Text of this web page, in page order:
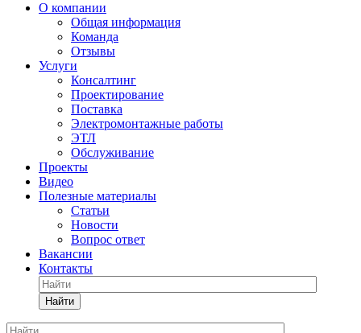
О компании
Общая информация
Команда
Отзывы
Услуги
Консалтинг
Проектирование
Поставка
Электромонтажные работы
ЭТЛ
Обслуживание
Проекты
Видео
Полезные материалы
Статьи
Новости
Вопрос ответ
Вакансии
Контакты
Найти